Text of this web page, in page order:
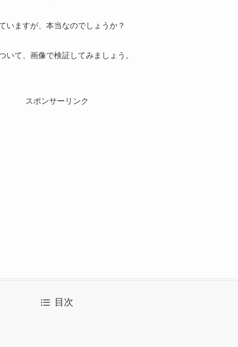
いますが、本当なのでしょうか？
て、画像で検証してみましょう。
スポンサーリンク
目次